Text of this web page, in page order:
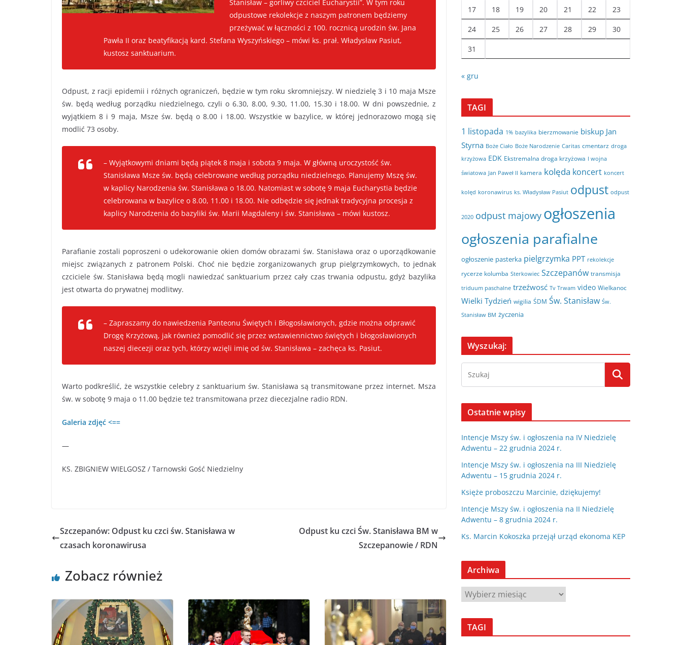
Stanisław – gorliwy czciciel Eucharystii”. W tym roku
odpustowe rekolekcje z naszym patronem będziemy
przeżywać w łączności z 100. rocznicą urodzin św. Jana
Pawła II oraz beatyfikacją kard. Stefana Wyszyńskiego – mówi ks. prał. Władysław Pasiut,
kustosz sanktuarium.
Odpust, z racji epidemii i różnych ograniczeń, będzie w tym roku skromniejszy. W niedzielę 3 i 10 maja Msze
św. będą według porządku niedzielnego, czyli o 6.30, 8.00, 9.30, 11.00, 15.30 i 18.00. W dni powszednie, z
wyjątkiem 8 i 9 maja, Msze św. będą o 8.00 i 18.00. Wszystkie w bazylice, w której jednorazowo mogą się
modlić 73 osoby.
– Wyjątkowymi dniami będą piątek 8 maja i sobota 9 maja. W główną uroczystość św.
Stanisława Msze św. będą celebrowane według porządku niedzielnego. Planujemy Mszę św.
w kaplicy Narodzenia św. Stanisława o 18.00. Natomiast w sobotę 9 maja Eucharystia będzie
celebrowana w bazylice o 8.00, 11.00 i 18.00. Nie odbędzie się jednak tradycyjna procesja z
kaplicy Narodzenia do bazyliki św. Marii Magdaleny i św. Stanisława – mówi kustosz.
Parafianie zostali poproszeni o udekorowanie okien domów obrazami św. Stanisława oraz o uporządkowanie
miejsc związanych z patronem Polski. Choć nie będzie zorganizowanych grup pielgrzymkowych, to jednak
czciciele św. Stanisława będą mogli nawiedzać sanktuarium przez cały czas trwania odpustu, gdyż bazylika
jest otwarta do prywatnej modlitwy.
– Zapraszamy do nawiedzenia Panteonu Świętych i Błogosławionych, gdzie można odprawić
Drogę Krzyżową, jak również pomodlić się przez wstawiennictwo świętych i błogosławionych
naszej diecezji oraz tych, którzy wzięli imię od św. Stanisława – zachęca ks. Pasiut.
Warto podkreślić, że wszystkie celebry z sanktuarium św. Stanisława są transmitowane przez internet. Msza
św. w sobotę 9 maja o 11.00 będzie też transmitowana przez diecezjalne radio RDN.
Galeria zdjęć <==
—
KS. ZBIGNIEW WIELGOSZ / Tarnowski Gość Niedzielny
Szczepanów: Odpust ku czci św. Stanisława w
czasach koronawirusa
Odpust ku czci Św. Stanisława BM w
Szczepanowie / RDN
Zobacz również
17 18 19 20 21 22 23
24 25 26 27 28 29 30
31
« gru
TAGI
1 listopada 1% bazylika bierzmowanie biskup Jan
Styrna Boże Ciało Boże Narodzenie Caritas cmentarz droga
krzyżowa EDK Ekstremalna droga krzyżowa I wojna
światowa Jan Paweł II kamera kolęda koncert koncert
kolęd koronawirus ks. Władysław Pasiut odpust odpust
2020 odpust majowy ogłoszenia
ogłoszenia parafialne
ogłoszenie pasterka pielgrzymka PPT rekolekcje
rycerze kolumba Sterkowiec Szczepanów transmisja
triduum paschalne trzeźwosć Tv Trwam video Wielkanoc
Wielki Tydzień wigilia ŚDM Św. Stanisław Św.
Stanisław BM życzenia
Wyszukaj:
Ostatnie wpisy
Intencje Mszy św. i ogłoszenia na IV Niedzielę
Adwentu – 22 grudnia 2024 r.
Intencje Mszy św. i ogłoszenia na III Niedzielę
Adwentu – 15 grudnia 2024 r.
Księże proboszczu Marcinie, dziękujemy!
Intencje Mszy św. i ogłoszenia na II Niedzielę
Adwentu – 8 grudnia 2024 r.
Ks. Marcin Kokoszka przejął urząd ekonoma KEP
Archiwa
A
r
c
TAGI